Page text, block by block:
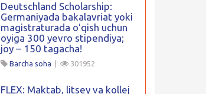
Deutschland Scholarship:
Germaniyada bakalavriat yoki
magistraturada oʻqish uchun
oyiga 300 yevro stipendiya;
joy – 150 tagacha!
Barcha soha 301952
FLEX: Maktab, litsey va kollej